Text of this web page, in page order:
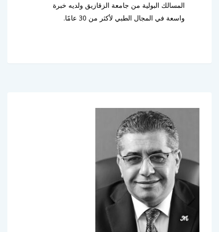
المسالك البولية من جامعة الزقازيق ولديه خبرة
واسعة في المجال الطبي لأكثر من 30 عامًا.